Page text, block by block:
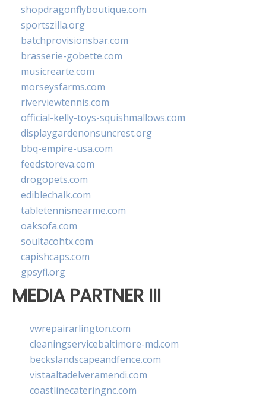
shopdragonflyboutique.com
sportszilla.org
batchprovisionsbar.com
brasserie-gobette.com
musicrearte.com
morseysfarms.com
riverviewtennis.com
official-kelly-toys-squishmallows.com
displaygardenonsuncrest.org
bbq-empire-usa.com
feedstoreva.com
drogopets.com
ediblechalk.com
tabletennisnearme.com
oaksofa.com
soultacohtx.com
capishcaps.com
gpsyfl.org
MEDIA PARTNER III
vwrepairarlington.com
cleaningservicebaltimore-md.com
beckslandscapeandfence.com
vistaaltadelveramendi.com
coastlinecateringnc.com